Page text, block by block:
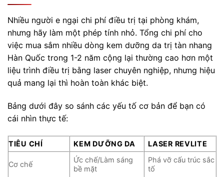
Nhiều người e ngại chi phí điều trị tại phòng khám,
nhưng hãy làm một phép tính nhỏ. Tổng chi phí cho
việc mua sắm nhiều dòng kem dưỡng da trị tàn nhang
Hàn Quốc trong 1-2 năm cộng lại thường cao hơn một
liệu trình điều trị bằng laser chuyên nghiệp, nhưng hiệu
quả mang lại thì hoàn toàn khác biệt.
Bảng dưới đây so sánh các yếu tố cơ bản để bạn có
cái nhìn thực tế:
TIÊU CHÍ KEM DƯỠNG DA LASER REVLITE
Cơ chế
Ức chế/Làm sáng
bề mặt
Phá vỡ cấu trúc sắc
tố